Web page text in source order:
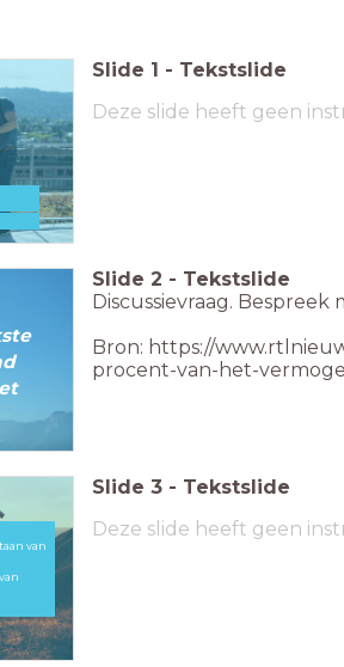
Slide 1 - Tekstslide
Deze slide heeft geen
Slide 2 - Tekstslide
Discussievraag.
Bron: https://
procent-van-het-
van
Slide 3 - Tekstslide
Deze slide heeft geen